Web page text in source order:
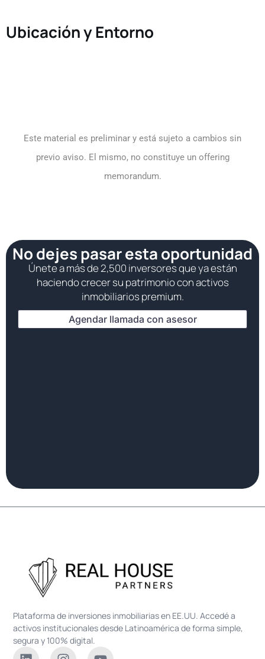
Ubicación y Entorno
Este material es preliminar y está sujeto a cambios sin
previo aviso. El mismo, no constituye un offering
memorandum.
No dejes pasar esta oportunidad
Únete a más de 2,500 inversores que ya están
haciendo crecer su patrimonio con activos
inmobiliarios premium.
Agendar llamada con asesor
Plataforma de inversiones inmobiliarias en EE.UU. Accedé a
activos institucionales desde Latinoamérica de forma simple,
segura y 100% digital.